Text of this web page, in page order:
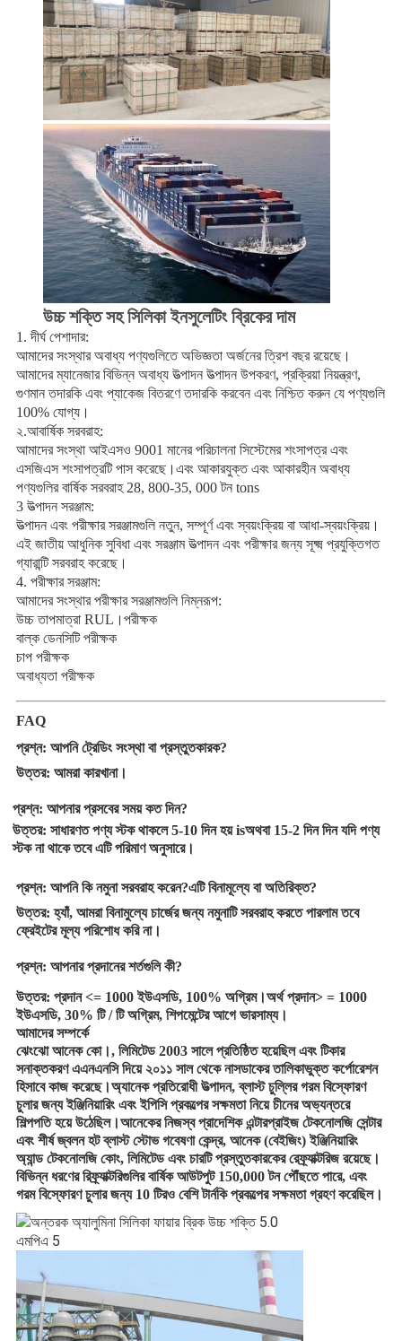
উচ্চ শক্তি সহ সিলিকা ইনসুলেটিং ব্রিকের দাম
1. দীর্ঘ পেশাদার:
আমাদের সংস্থার অবাধ্য পণ্যগুলিতে অভিজ্ঞতা অর্জনের ত্রিশ বছর রয়েছে।
আমাদের ম্যানেজার বিভিন্ন অবাধ্য উত্পাদন উত্পাদন উপকরণ, প্রক্রিয়া নিয়ন্ত্রণ,
গুণমান তদারকি এবং প্যাকেজ বিতরণে তদারকি করবেন এবং নিশ্চিত করুন যে পণ্যগুলি
100% যোগ্য।
২.আবার্ষিক সরবরাহ:
আমাদের সংস্থা আইএসও 9001 মানের পরিচালনা সিস্টেমের শংসাপত্র এবং
এসজিএস শংসাপত্রটি পাস করেছে।এবং আকারযুক্ত এবং আকারহীন অবাধ্য
পণ্যগুলির বার্ষিক সরবরাহ 28, 800-35, 000 টন tons
3 উত্পাদন সরঞ্জাম:
উত্পাদন এবং পরীক্ষার সরঞ্জামগুলি নতুন, সম্পূর্ণ এবং স্বয়ংক্রিয় বা আধা-স্বয়ংক্রিয়।
এই জাতীয় আধুনিক সুবিধা এবং সরঞ্জাম উত্পাদন এবং পরীক্ষার জন্য সূক্ষ্ম প্রযুক্তিগত
গ্যারান্টি সরবরাহ করেছে।
4. পরীক্ষার সরঞ্জাম:
আমাদের সংস্থার পরীক্ষার সরঞ্জামগুলি নিম্নরূপ:
উচ্চ তাপমাত্রা RUL।পরীক্ষক
বাল্ক ডেনসিটি পরীক্ষক
চাপ পরীক্ষক
অবাধ্যতাপরীক্ষক
FAQ
প্রশ্ন: আপনি ট্রেডিং সংস্থা বা প্রস্তুতকারক?
উত্তর: আমরা কারখানা।
প্রশ্ন: আপনার প্রসবের সময় কত দিন?
উত্তর: সাধারণত পণ্য স্টক থাকলে 5-10 দিন হয় isঅথবা 15-2 দিন দিন যদি পণ্য
স্টক না থাকে তবে এটি পরিমাণ অনুসারে।
প্রশ্ন: আপনি কি নমুনা সরবরাহ করেন?এটি বিনামূল্যে বা অতিরিক্ত?
উত্তর: হ্যাঁ, আমরা বিনামুল্যে চার্জের জন্য নমুনাটি সরবরাহ করতে পারলাম তবে
ফ্রেইটের মূল্য পরিশোধ করি না।
প্রশ্ন: আপনার প্রদানের শর্তগুলি কী?
উত্তর: প্রদান <= 1000 ইউএসডি, 100% অগ্রিম।অর্থ প্রদান> = 1000
ইউএসডি, 30% টি / টি অগ্রিম, শিপমেন্টের আগে ভারসাম্য।
আমাদের সম্পর্কে
ঝেংঝো আনেক কো।, লিমিটেড 2003 সালে প্রতিষ্ঠিত হয়েছিল এবং টিকার
সনাক্তকরণ এএনএনসি দিয়ে ২০১১ সাল থেকে নাসডাকের তালিকাভুক্ত কর্পোরেশন
হিসাবে কাজ করেছে।অ্যানেক প্রতিরোধী উত্পাদন, ব্লাস্ট চুল্লির গরম বিস্ফোরণ
চুলার জন্য ইঞ্জিনিয়ারিং এবং ইপিসি প্রকল্পের সক্ষমতা নিয়ে চীনের অভ্যন্তরে
শিল্পপতি হয়ে উঠেছিল।আনেকের নিজস্ব প্রাদেশিক এন্টারপ্রাইজ টেকনোলজি সেন্টার
এবং শীর্ষ জ্বলন হট ব্লাস্ট স্টোভ গবেষণা কেন্দ্র, আনেক (বেইজিং) ইঞ্জিনিয়ারিং
অ্যান্ড টেকনোলজি কোং, লিমিটেড এবং চারটি প্রস্তুতকারকের রেফ্র্যাক্টরিজ রয়েছে।
বিভিন্ন ধরণের রিফ্র্যাক্টরিগুলির বার্ষিক আউটপুট 150,000 টন পৌঁছতে পারে, এবং
গরম বিস্ফোরণ চুলার জন্য 10 টিরও বেশি টার্নকি প্রকল্পের সক্ষমতা গ্রহণ করেছিল।